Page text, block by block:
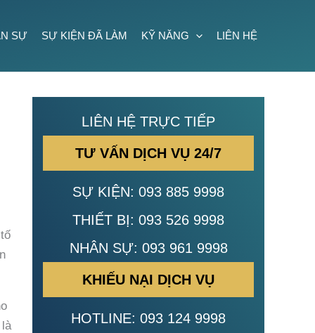
SỰ SỰ KIỆN ĐÃ LÀM KỸ NĂNG LIÊN HỆ
LIÊN HỆ TRỰC TIẾP
TƯ VẤN DỊCH VỤ 24/7
SỰ KIỆN: 093 885 9998
THIẾT BỊ: 093 526 9998
NHÂN SỰ: 093 961 9998
KHIẾU NẠI DỊCH VỤ
HOTLINE: 093 124 9998